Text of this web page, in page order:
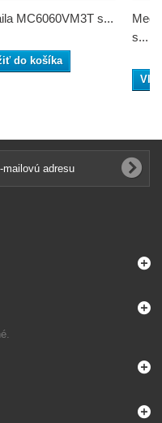
MC6060VM3T s...
do košíka
s...